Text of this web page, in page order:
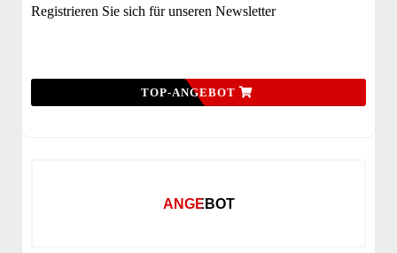
Registrieren Sie sich für unseren Newsletter
TOP-ANGEBOT
ANGEBOT